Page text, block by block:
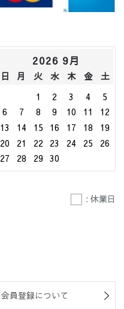
2026 9月
日 月 火 水 木 金
土
1
2 3 4
5
6
7 8 9 10 11
12
13
14 15 16 17 18
19
20
21 22 23 24 25
26
27
28 29 30
: 休業日
会員登録について